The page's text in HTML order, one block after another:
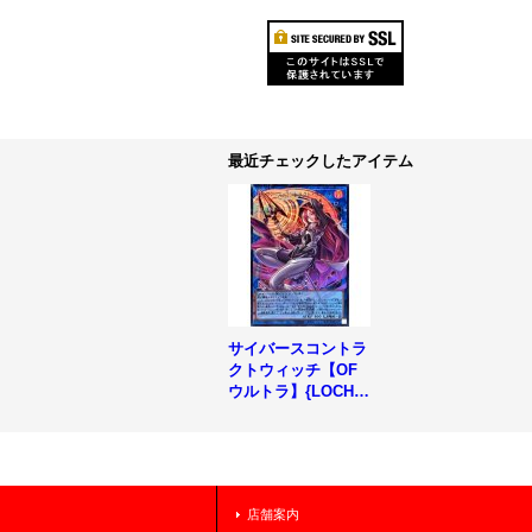
最近チェックしたアイテム
サイバースコントラ
クトウィッチ【OF
ウルトラ】{LOCH-J
店舗案内